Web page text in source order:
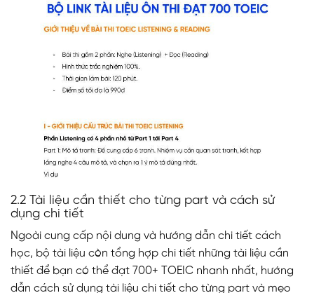
2.2 Tài liệu cần thiết cho từng part và cách sử
dụng chi tiết
Ngoài cung cấp nội dung và hướng dẫn chi tiết cách
học, bộ tài liệu còn tổng hợp chi tiết những tài liệu cần
thiết để bạn có thể đạt 700+ TOEIC nhanh nhất, hướng
dẫn cách sử dụng tài liệu chi tiết cho từng part và mẹo